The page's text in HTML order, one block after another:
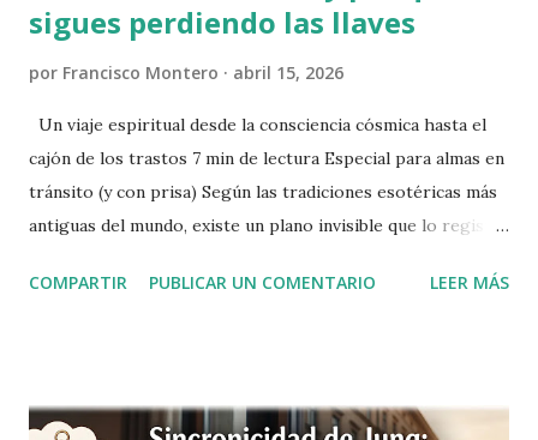
sigues perdiendo las llaves
por Francisco Montero abril 15, 2026
Un viaje espiritual desde la consciencia cósmica hasta el
cajón de los trastos 7 min de lectura Especial para almas en
tránsito (y con prisa) Según las tradiciones esotéricas más
antiguas del mundo, existe un plano invisible que lo registra
universo desde su origen. Los hindúes lo llamaron akasha ;
ocurrido, ocurre y ocurrirá. Hermoso, ¿verdad? Un
COMPARTIR PUBLICAR UN COMENTARIO LEER MÁS